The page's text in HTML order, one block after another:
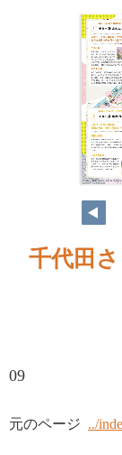
千代田
09
元のページ ../